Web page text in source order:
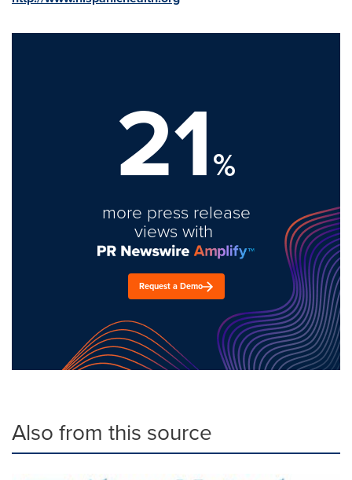
21%
more press release
views with
Request a Demo
Also from this source